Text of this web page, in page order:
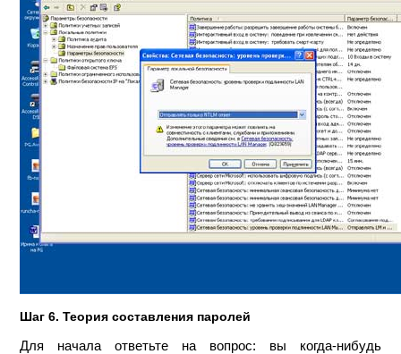
Шаг 6. Теория составления паролей
Для начала ответьте на вопрос: вы когда-нибудь